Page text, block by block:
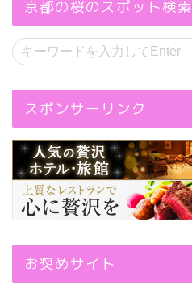
京都の桜のスポット検索
スポンサーリンク
お奨めサイト